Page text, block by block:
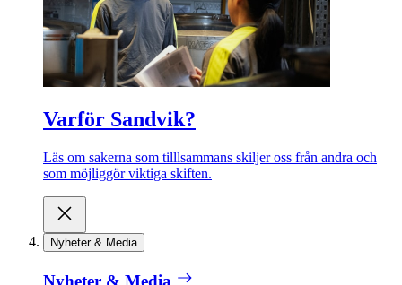
Varför Sandvik?
Läs om sakerna som tilllsammans skiljer oss från andra och
som möjliggör viktiga skiften.
Nyheter & Media
Nyheter & Media